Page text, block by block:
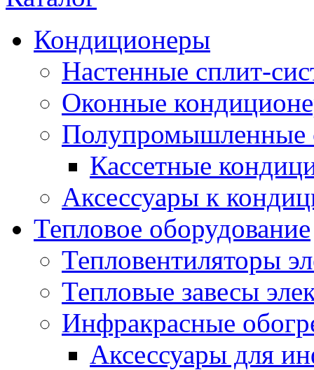
Кондиционеры
Настенные сплит-
Оконные
Полупромышленные
Кассетные
Аксессуары к
Тепловое оборудование
Тепловентиляторы
Тепловые завесы
Инфракрасные
Аксессуары для